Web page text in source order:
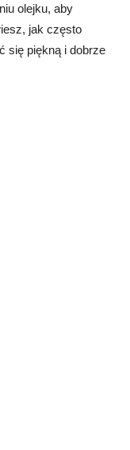
olejku, aby
jak często
się piękną i dobrze